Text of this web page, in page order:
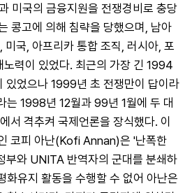
미국의 금융지원을 전쟁경비로 충당
콩고에 의해 침략을 당했으며, 남아
국, 아프리카 통합 조직, 러시아, 포
력이 있었다. 최근의 가장 긴 1994
있었으나 1999년 초 전쟁만이 답이라
는 1998년 12월과 99년 1월에 두 대
서 격추켜 국제언론을 장식했다. 이
코피 아난(Kofi Annan)은 '난폭한
부와 UNITA 반역자의 군대를 분쇄하
화유지 활동을 수행할 수 없어 아난은